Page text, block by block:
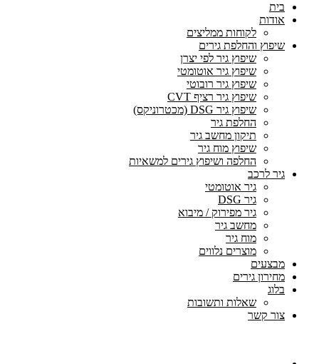
בית
אודות
לקוחות ממליצים
שיפוץ והחלפת גירים
שיפוץ גיר לפי יצרן
שיפוץ גיר אוטומטי
שיפוץ גיר רובוטי
שיפוץ גיר רציף CVT
שיפוץ גיר DSG (מכטרוניקס)
החלפת גיר
תיקון מחשב גיר
שיפוץ מוח גיר
החלפה ושיפוץ גירים למשאיות
גיר לרכב
גיר אוטומטי
גיר DSG
גיר מפירוק / מיבוא
מחשב גיר
מוח גיר
מוצרים נלווים
מבצעים
מחירון גירים
בלוג
שאלות ותשובות
צור קשר